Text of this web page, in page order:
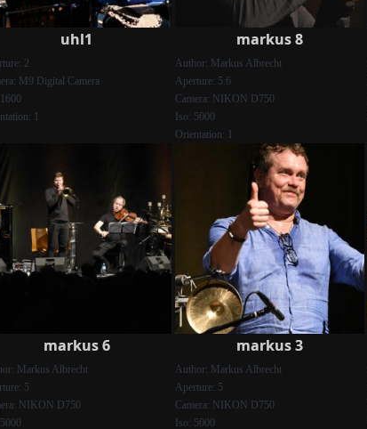
uhl1
2
M9 Digital Camera
1600
1
markus 8
Author: Markus Albrecht
Aperture: 5.6
Camera: NIKON D750
Iso: 5000
Orientation: 1
markus 6
Markus Albrecht
5
NIKON D750
5000
markus 3
Author: Markus Albrecht
Aperture: 5
Camera: NIKON D750
Iso: 5000